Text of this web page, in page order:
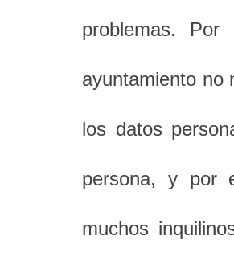
problemas.
ayuntamiento no
los datos
persona, y por
muchos